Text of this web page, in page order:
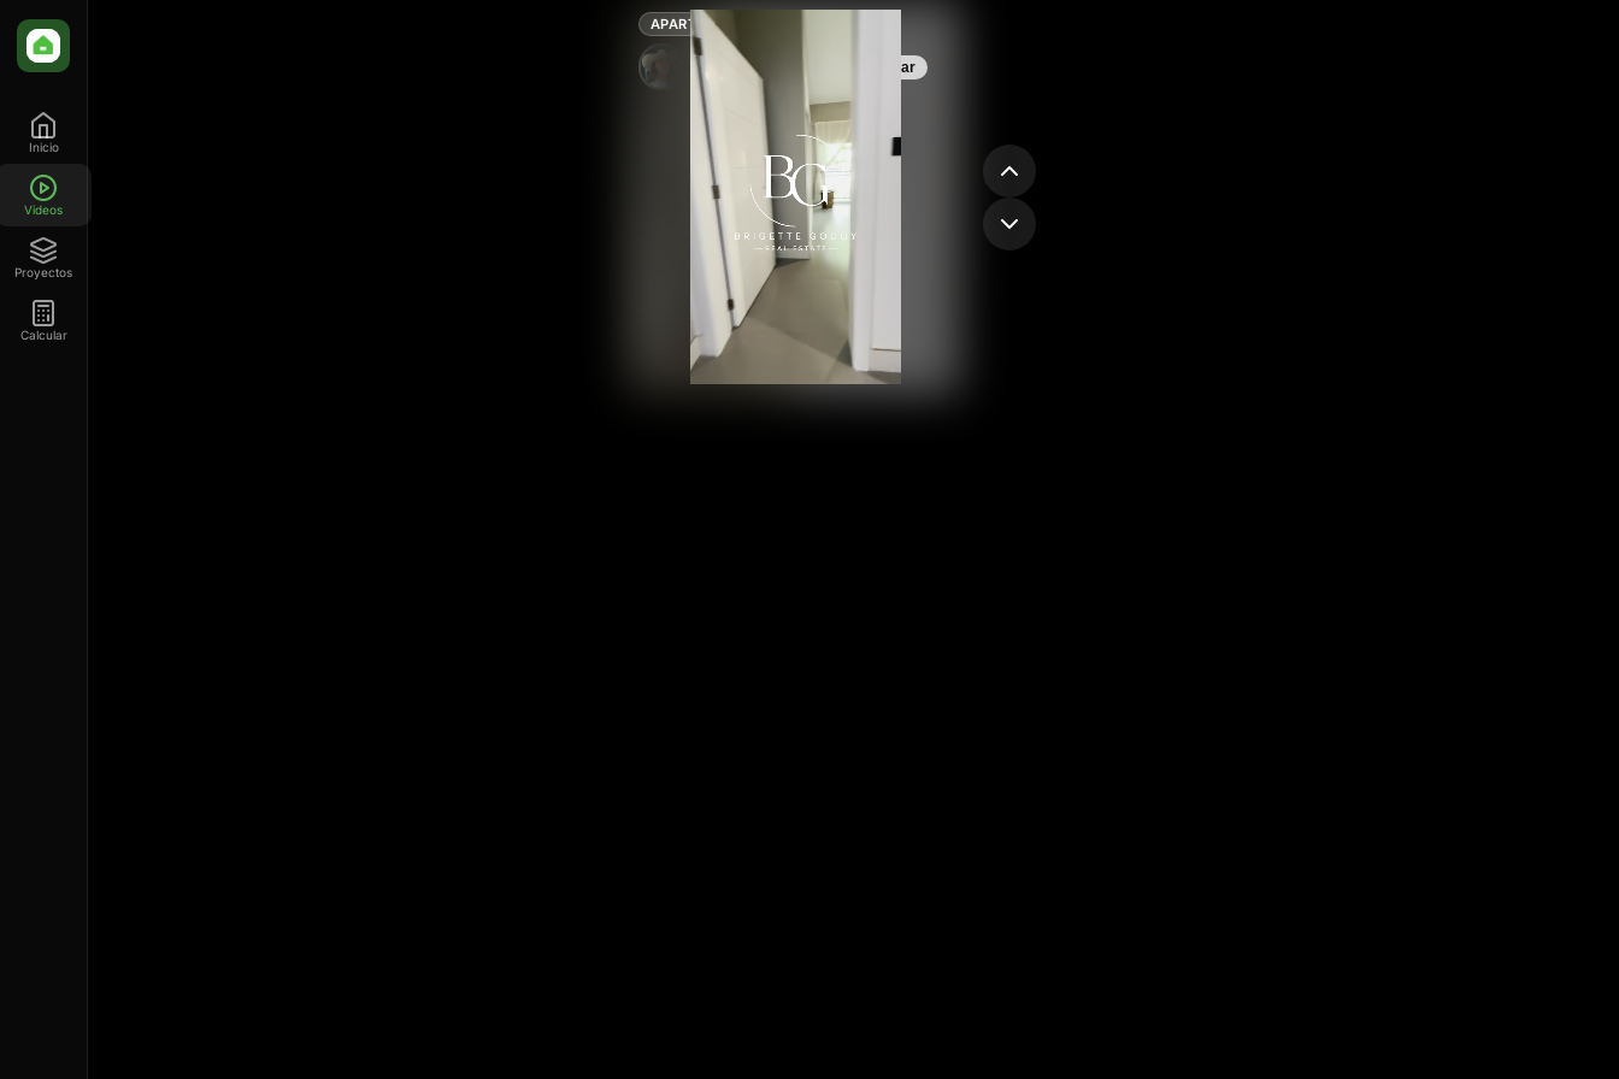
Inicio
Videos
Proyectos
Calcular
APARTAMENTO
brigette godoy Contactar
Bávaro, La Altagracia
140 mts²
US$2,500
/ mes